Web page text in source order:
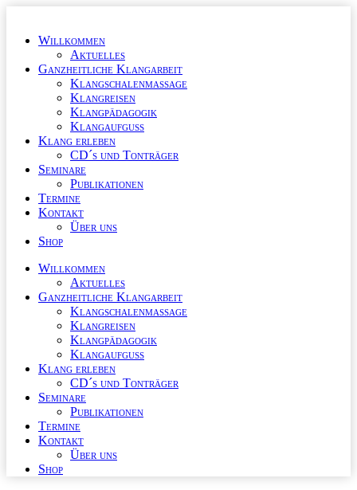
wechselnWillkommen
Aktuelles
Ganzheitliche Klangarbeit
Klangschalenmassage
Klangreisen
Klangpädagogik
Klangaufguss
Klang erleben
CD´s und Tonträger
Seminare
Publikationen
Termine
Kontakt
Über uns
Shop
Willkommen
Aktuelles
Ganzheitliche Klangarbeit
Klangschalenmassage
Klangreisen
Klangpädagogik
Klangaufguss
Klang erleben
CD´s und Tonträger
Seminare
Publikationen
Termine
Kontakt
Über uns
Shop